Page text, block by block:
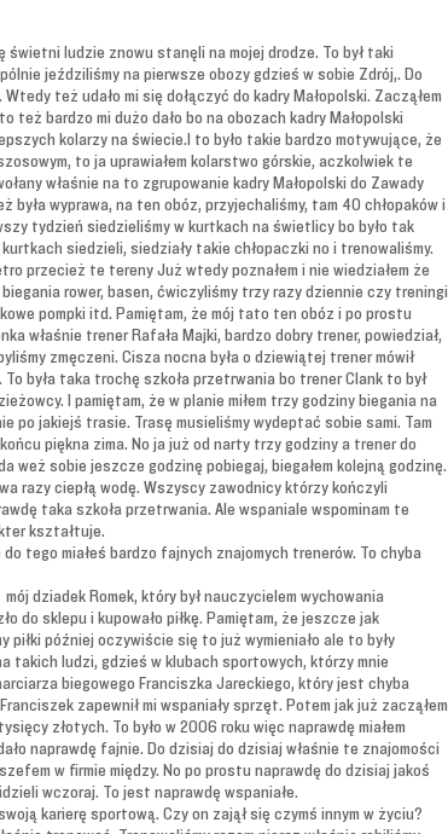
świetni ludzie znowu stanęli na mojej drodze. To był taki
jeździliśmy na pierwsze obozy gdzieś w sobie Zdrój,. Do
też udało mi się dołączyć do kadry Małopolski. Zacząłem
też bardzo mi dużo dało bo na obozach kadry Małopolski
kolarzy na świecie.I to było takie bardzo motywujące, że
to ja uprawiałem kolarstwo górskie, aczkolwiek te
właśnie na to zgrupowanie kadry Małopolski do Zawady
wyprawa, na ten obóz, przyjechaliśmy, tam 40 chłopaków i
tydzień siedzieliśmy w kurtkach na świetlicy bo było tak
siedzieli, siedziały takie chłopaczki no i trenowaliśmy.
przecież te tereny Już wtedy poznałem i nie wiedziałem że
rower, basen, ćwiczyliśmy trzy razy dziennie czy treningi
pompki itd. Pamiętam, że mój tato ten obóz i po prostu
właśnie trener Rafała Majki, bardzo dobry trener, powiedział,
zmęczeni. Cisza nocna była o dziewiątej trener mówił
była taka trochę szkoła przetrwania bo trener Clank to był
I pamiętam, że w planie miłem trzy godziny biegania na
po jakiejś trasie. Trasę musieliśmy wydeptać sobie sami. Tam
piękna zima. No ja już od narty trzy godziny a trener do
weż sobie jeszcze godzinę pobiegaj, biegałem kolejną godzinę.
razy ciepłą wodę. Wszyscy zawodnicy którzy kończyli
taka szkoła przetrwania. Ale wspaniale wspominam te
kształtuje.
tego miałeś bardzo fajnych znajomych trenerów. To chyba
dziadek Romek, który był nauczycielem wychowania
do sklepu i kupowało piłkę. Pamiętam, że jeszcze jak
piłki później oczywiście się to już wymieniało ale to były
takich ludzi, gdzieś w klubach sportowych, którzy mnie
biegowego Franciszka Jareckiego, który jest chyba
zapewnił mi wspaniały sprzęt. Potem jak już zacząłem
złotych. To było w 2006 roku więc naprawdę miałem
naprawdę fajnie. Do dzisiaj do dzisiaj właśnie te znajomości
w firmie między. No po prostu naprawdę do dzisiaj jakoś
wczoraj. To jest naprawdę wspaniałe.
karierę sportową. Czy on zajął się czymś innym w życiu?